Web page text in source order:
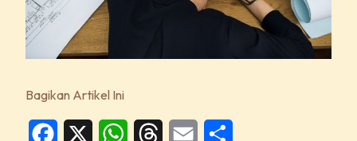
Bagikan Artikel Ini
Facebook WhatsApp
Threads Email